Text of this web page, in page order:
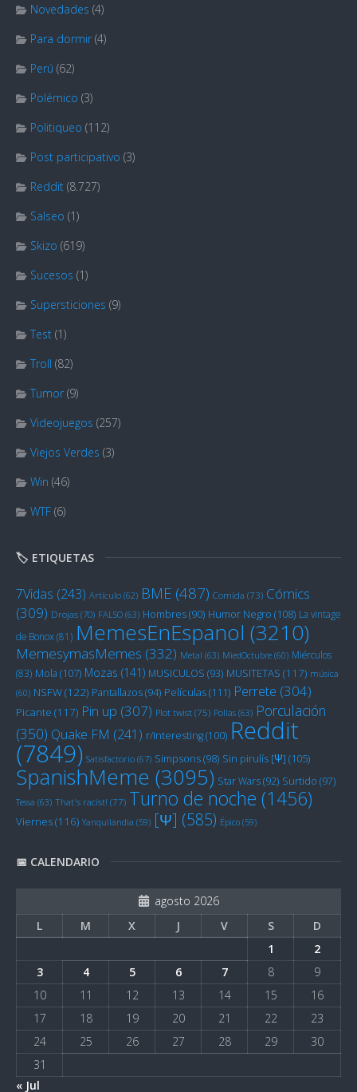
Novedades (4)
Para dormir (4)
Perú (62)
Polémico (3)
Politiqueo (112)
Post participativo (3)
Reddit (8.727)
Salseo (1)
Skizo (619)
Sucesos (1)
Supersticiones (9)
Test (1)
Troll (82)
Tumor (9)
Videojuegos (257)
Viejos Verdes (3)
Win (46)
WTF (6)
🏷️ ETIQUETAS
7Vidas (243) Artículo (62) BME (487) Comida (73) Cómics
(309) Drojas (70) FALSO (63) Hombres(90) Humor Negro (108) La vintage
de Bonox(81) MemesEnEspanol (3210)
MemesymasMemes (332) Metal (63) MiedOctubre (60) Miérculos
(83) Mola (107) Mozas (141) MUSICULOS (93) MUSITETAS (117) música
(60) NSFW(122) Pantallazos(94) Películas(111) Perrete (304)
Picante (117) Pin up (307) Plot twist (75) Pollas (63) Porculación
(350) Quake FM (241) r/Interesting(100) Reddit
(7849) Satisfactorio (67) Simpsons(98) Sin pirulís [Ψ] (105)
SpanishMeme (3095) Star Wars(92) Surtido (97)
Tessa (63) That's racist! (77) Turno de noche (1456)
Viernes(116) Yanquilandia (59) [Ψ] (585) Épico (59)
📅 CALENDARIO
agosto 2026
L
M X J V S
D
1
2
3
4 5 6 7 8
9
10
11 12 13 14 15
16
17
18 19 20 21 22
23
24
25 26 27 28 29
30
31
« Jul